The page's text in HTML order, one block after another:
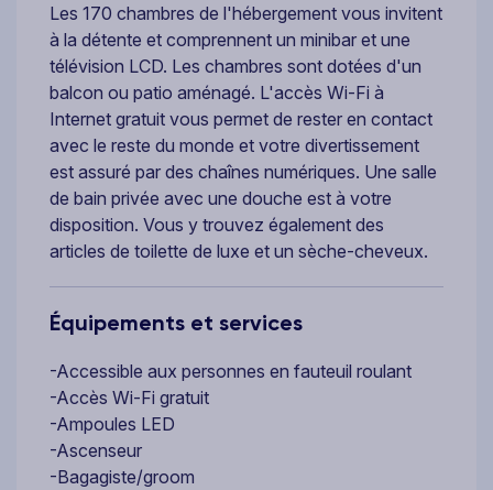
Les 170 chambres de l'hébergement vous invitent
à la détente et comprennent un minibar et une
télévision LCD. Les chambres sont dotées d'un
balcon ou patio aménagé. L'accès Wi-Fi à
Internet gratuit vous permet de rester en contact
avec le reste du monde et votre divertissement
est assuré par des chaînes numériques. Une salle
de bain privée avec une douche est à votre
disposition. Vous y trouvez également des
articles de toilette de luxe et un sèche-cheveux.
Équipements et services
-Accessible aux personnes en fauteuil roulant
-Accès Wi-Fi gratuit
-Ampoules LED
-Ascenseur
-Bagagiste/groom